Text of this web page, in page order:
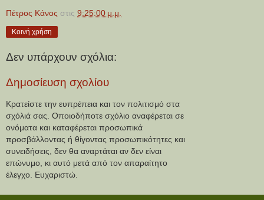
Πέτρος Κάνος στις 9:25:00 μ.μ.
Κοινή χρήση
Δεν υπάρχουν σχόλια:
Δημοσίευση σχολίου
Κρατείστε την ευπρέπεια και τον πολιτισμό στα
σχόλιά σας. Οποιοδήποτε σχόλιο αναφέρεται σε
ονόματα και καταφέρεται προσωπικά
προσβάλλοντας ή θίγοντας προσωπικότητες και
συνειδήσεις, δεν θα αναρτάται αν δεν είναι
επώνυμο, κι αυτό μετά από τον απαραίτητο
έλεγχο. Ευχαριστώ.